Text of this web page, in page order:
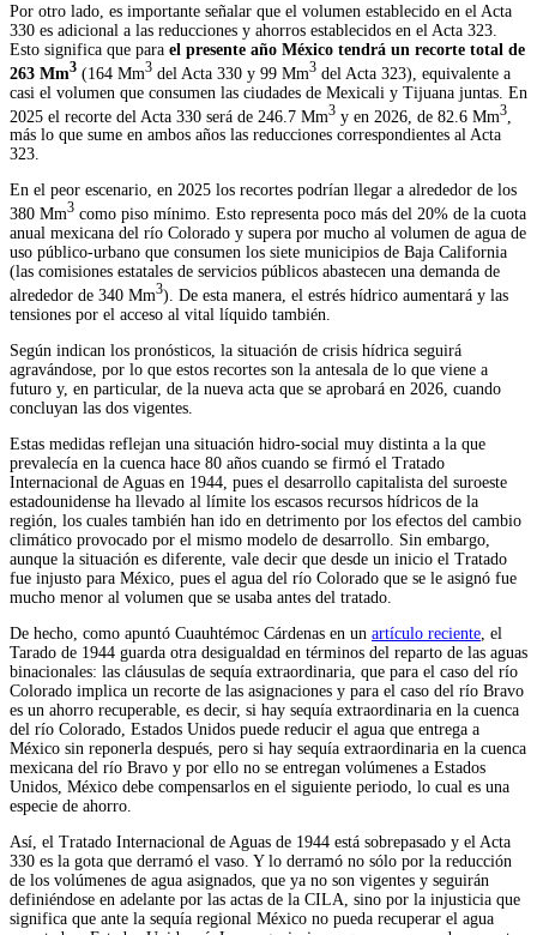
Por otro lado, es importante señalar que el volumen establecido en el Acta
330 es adicional a las reducciones y ahorros establecidos en el Acta 323.
Esto significa que para el presente año México tendrá un recorte total de
263 Mm3 (164 Mm3 del Acta 330 y 99 Mm3 del Acta 323), equivalente a
casi el volumen que consumen las ciudades de Mexicali y Tijuana juntas. En
2025 el recorte del Acta 330 será de 246.7 Mm3 y en 2026, de 82.6 Mm3
más lo que sume en ambos años las reducciones correspondientes al Acta
323.
En el peor escenario, en 2025 los recortes podrían llegar a alrededor de los
380 Mm3 como piso mínimo. Esto representa poco más del 20% de la cuota
anual mexicana del río Colorado y supera por mucho al volumen de agua de
uso público-urbano que consumen los siete municipios de Baja California
(las comisiones estatales de servicios públicos abastecen una demanda de
alrededor de 340 Mm3). De esta manera, el estrés hídrico aumentará y las
tensiones por el acceso al vital líquido también.
Según indican los pronósticos, la situación de crisis hídrica seguirá
agravándose, por lo que estos recortes son la antesala de lo que viene a
futuro y, en particular, de la nueva acta que se aprobará en 2026, cuando
concluyan las dos vigentes.
Estas medidas reflejan una situación hidro-social muy distinta a la que
prevalecía en la cuenca hace 80 años cuando se firmó el Tratado
Internacional de Aguas en 1944, pues el desarrollo capitalista del suroeste
estadounidense ha llevado al límite los escasos recursos hídricos de la
región, los cuales también han ido en detrimento por los efectos del cambio
climático provocado por el mismo modelo de desarrollo. Sin embargo,
aunque la situación es diferente, vale decir que desde un inicio el Tratado
fue injusto para México, pues el agua del río Colorado que se le asignó fue
mucho menor al volumen que se usaba antes del tratado.
De hecho, como apuntó Cuauhtémoc Cárdenas en un artículo reciente , el
Tarado de 1944 guarda otra desigualdad en términos del reparto de las aguas
binacionales: las cláusulas de sequía extraordinaria, que para el caso del río
Colorado implica un recorte de las asignaciones y para el caso del río Bravo
es un ahorro recuperable, es decir, si hay sequía extraordinaria en la cuenca
del río Colorado, Estados Unidos puede reducir el agua que entrega a
México sin reponerla después, pero si hay sequía extraordinaria en la cuenca
mexicana del río Bravo y por ello no se entregan volúmenes a Estados
Unidos, México debe compensarlos en el siguiente periodo, lo cual es una
especie de ahorro.
Así, el Tratado Internacional de Aguas de 1944 está sobrepasado y el Acta
330 es la gota que derramó el vaso. Y lo derramó no sólo por la reducción
de los volúmenes de agua asignados, que ya no son vigentes y seguirán
definiéndose en adelante por las actas de la CILA, sino por la injusticia que
significa que ante la sequía regional México no pueda recuperar el agua